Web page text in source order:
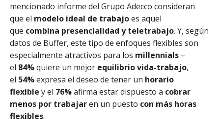
mencionado informe del Grupo Adecco consideran
que el modelo ideal de trabajoes aquel
que combina presencialidad y teletrabajo. Y, según
datos de Buffer, este tipo de enfoques flexibles son
especialmente atractivos para los millennials –
el 84%quiere un mejor equilibrio vida-trabajo,
el 54%expresa el deseo de tener un horario
flexible y el 76%afirma estar dispuesto a cobrar
menos por trabajaren un puesto con más horas
flexibles.